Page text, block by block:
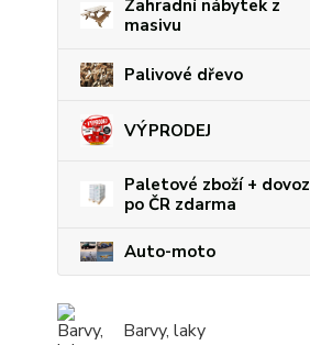
Zahradní nábytek z
masivu
Palivové dřevo
VÝPRODEJ
Paletové zboží + dovoz
po ČR zdarma
Auto-moto
Barvy, laky